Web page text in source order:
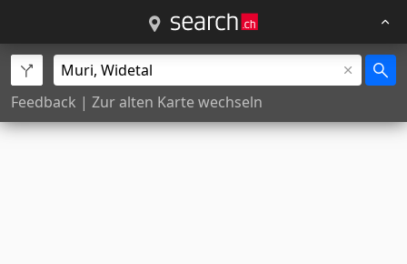
Feedback | Zur alten Karte wechseln